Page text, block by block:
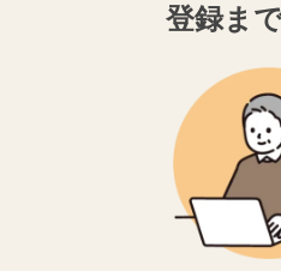
登録ま